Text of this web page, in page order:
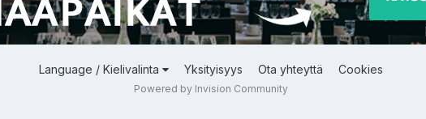
Language / Kielivalinta Yksityisyys Ota yhteyttä Cookies
Powered by Invision Community